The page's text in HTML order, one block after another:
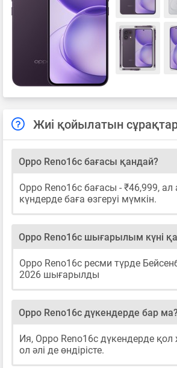
Жиі қойылатын
Oppo Reno16c бағасы қандай?
Oppo Reno16c бағасы - ₹46,999, ал
күндерде баға өзгеруі мүмкін.
Oppo Reno16c шығарылым күні
Oppo Reno16c ресми түрде
2026 шығарылды
Oppo Reno16c дүкендерде бар
Ия, Oppo Reno16c дүкендерде қол
ол әлі де өндірісте.